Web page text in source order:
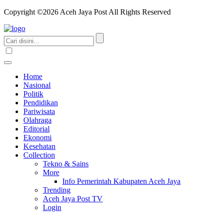
Copyright ©2026 Aceh Jaya Post All Rights Reserved
Home
Nasional
Politik
Pendidikan
Pariwisata
Olahraga
Editorial
Ekonomi
Kesehatan
Collection
Tekno & Sains
More
Info Pemerintah Kabupaten Aceh Jaya
Trending
Aceh Jaya Post TV
Login